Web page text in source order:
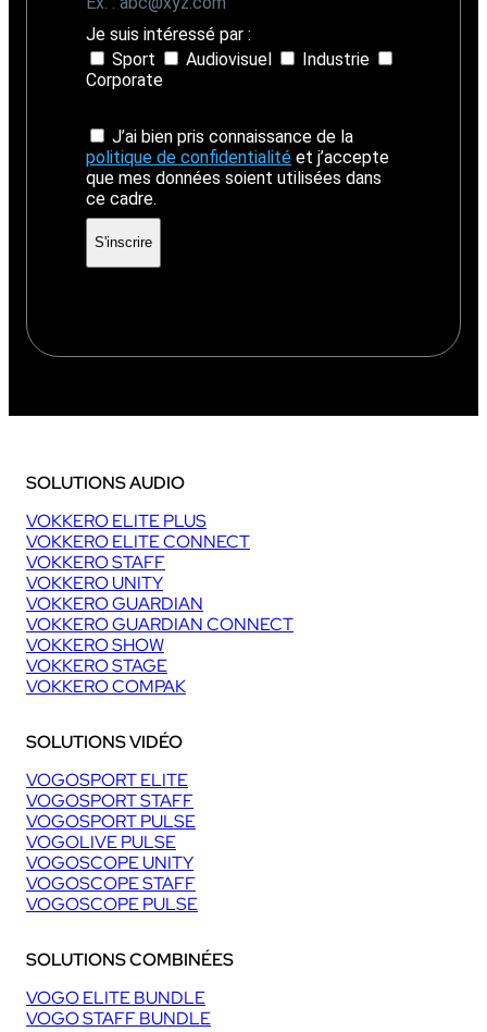
Je suis intéressé par :
Sport
Audiovisuel
Industrie
Corporate
J’ai bien pris connaissance de la
politique de confidentialité et j’accepte
que mes données soient utilisées dans
ce cadre.
SOLUTIONS AUDIO
VOKKERO ELITE PLUS
VOKKERO ELITE CONNECT
VOKKERO STAFF
VOKKERO UNITY
VOKKERO GUARDIAN
VOKKERO GUARDIAN CONNECT
VOKKERO SHOW
VOKKERO STAGE
VOKKERO COMPAK
SOLUTIONS VIDÉO
VOGOSPORT ELITE
VOGOSPORT STAFF
VOGOSPORT PULSE
VOGOLIVE PULSE
VOGOSCOPE UNITY
VOGOSCOPE STAFF
VOGOSCOPE PULSE
SOLUTIONS COMBINÉES
VOGO ELITE BUNDLE
VOGO STAFF BUNDLE